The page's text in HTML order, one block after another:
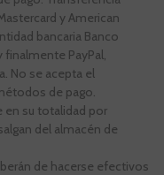
y American
bancaria Banco
finalmente PayPal,
No se acepta el
de pago.
en su totalidad por
del almacén de
de hacerse efectivos